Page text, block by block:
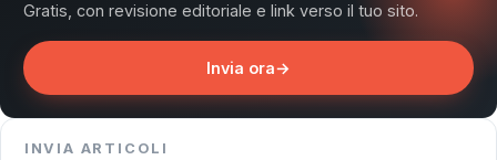
Gratis, con revisione editoriale e link verso il tuo sito.
Invia ora→
INVIA ARTICOLI